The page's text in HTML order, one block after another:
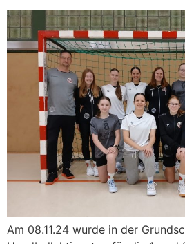
Am 08.11.24 wurde in der